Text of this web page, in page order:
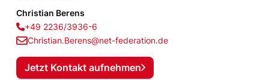
Christian Berens
+49 2236/3936-6
Christian.Berens@net-federation.de
Jetzt Kontakt aufnehmen